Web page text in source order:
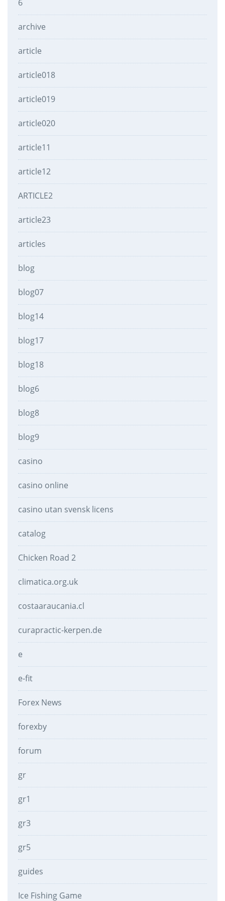
6
archive
article
article018
article019
article020
article11
article12
ARTICLE2
article23
articles
blog
blog07
blog14
blog17
blog18
blog6
blog8
blog9
casino
casino online
casino utan svensk licens
catalog
Chicken Road 2
climatica.org.uk
costaaraucania.cl
curapractic-kerpen.de
e
e-fit
Forex News
forexby
forum
gr
gr1
gr3
gr5
guides
Ice Fishing Game